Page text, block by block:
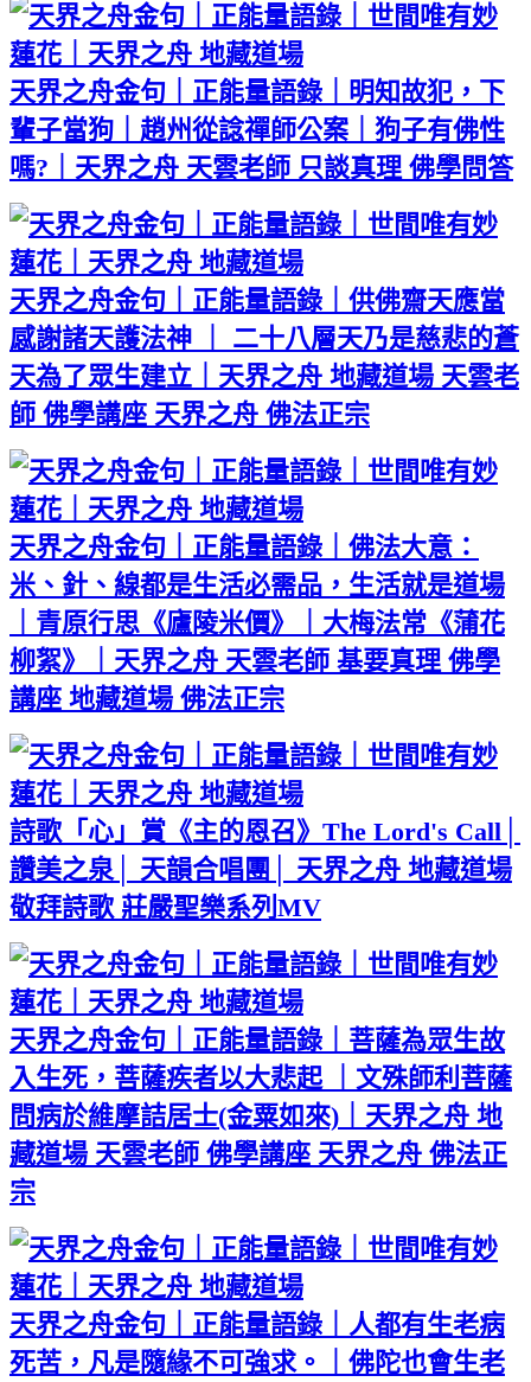
天界之舟金句｜正能量語錄｜明知故犯，下
輩子當狗｜趙州從諗禪師公案｜狗子有佛性
嗎?｜天界之舟 天雲老師 只談真理 佛學問答
天界之舟金句｜正能量語錄｜供佛齋天應當
感謝諸天護法神 ｜ 二十八層天乃是慈悲的蒼
天為了眾生建立｜天界之舟 地藏道場 天雲老
師 佛學講座 天界之舟 佛法正宗
天界之舟金句｜正能量語錄｜佛法大意：
米、針、線都是生活必需品，生活就是道場
｜青原行思《廬陵米價》｜大梅法常《蒲花
柳絮》｜天界之舟 天雲老師 基要真理 佛學
講座 地藏道場 佛法正宗
詩歌「心」賞《主的恩召》The Lord's Call│
讚美之泉│ 天韻合唱團│ 天界之舟 地藏道場
敬拜詩歌 莊嚴聖樂系列MV
天界之舟金句｜正能量語錄｜菩薩為眾生故
入生死，菩薩疾者以大悲起 ｜文殊師利菩薩
問病於維摩詰居士(金粟如來)｜天界之舟 地
藏道場 天雲老師 佛學講座 天界之舟 佛法正
宗
天界之舟金句｜正能量語錄｜人都有生老病
死苦，凡是隨緣不可強求。｜佛陀也會生老